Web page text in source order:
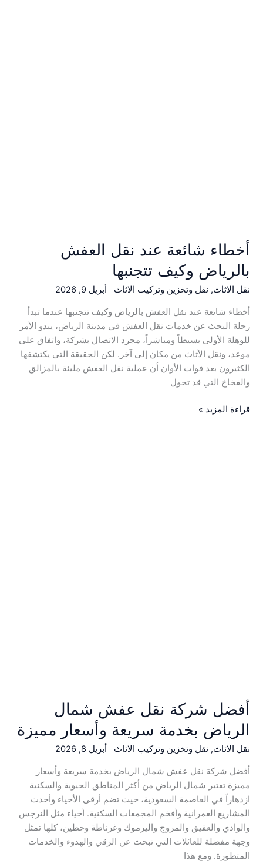
أخطاء شائعة عند نقل العفش
بالرياض وكيف تتجنبها
نقل الاثاث, نقل وتخزين وتركيب الاثاث أبريل 9, 2026
أخطاء شائعة عند نقل العفش بالرياض وكيف تتجنبها عندما تبدأ
رحلة البحث عن خدمات نقل العفش في مدينة الرياض، يبدو الأمر
للوهلة الأولى بسيطاً ومباشراً، مجرد الاتصال بشركة، واتفاق على
موعد، ونقل الأثاث من مكان إلى آخر. لكن الحقيقة التي يكتشفها
الكثيرون بعد فوات الأوان أن عملية نقل العفش مليئة بالمزالق
والفخاخ التي قد تحول
قراءة المزيد »
أفضل شركة نقل عفش شمال
الرياض بخدمة سريعة وأسعار مميزة
نقل الاثاث, نقل وتخزين وتركيب الاثاث أبريل 8, 2026
أفضل شركة نقل عفش شمال الرياض بخدمة سريعة وأسعار
مميزة تعتبر شمال الرياض من أكثر المناطق الحيوية والسكنية
ازدهاراً في العاصمة السعودية، حيث تضم أرقى الأحياء وأحدث
المشاريع العمرانية وأفخم المجمعات السكنية. أحياء مثل النرجس
والوادي والعقيق والمروج واليرموك وغرناطة وحطين، كلها تمثل
وجهة مفضلة للعائلات التي تبحث عن الرقي والهدوء والخدمات
المتطورة. ومع هذا